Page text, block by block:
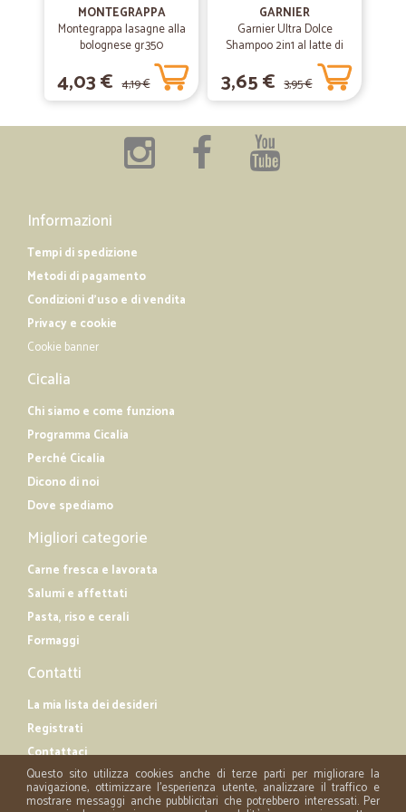
Molto rapidi e gentili
04/12/2018
—Fabio L.
Top.
Salve, continuerò a fare acquisti,Molto rapidi nelle consegne, perfetti
gli alimenti. ....Salve . alla prossima.
MONTEGRAPPA
Montegrappa lasagne alla
bolognese gr.350
4,03 € 4,19 €
GARNIER
Garnier Ultra Dolce
Shampoo 2in1 al latte di
Vaniglia e polpa di Papaya
per capelli lunghi, 300 ml.
3,65 € 3,95 €
Informazioni
Tempi di spedizione
Metodi di pagamento
Condizioni d'uso e di vendita
Privacy e cookie
Cookie banner
Cicalia
Chi siamo e come funziona
Programma Cicalia
Perché Cicalia
Dicono di noi
Dove spediamo
Migliori categorie
Carne fresca e lavorata
Salumi e affettati
Pasta, riso e cerali
Formaggi
Contatti
La mia lista dei desideri
Registrati
Contattaci
Questo sito utilizza cookies anche di terze parti per migliorare la
navigazione, ottimizzare l'esperienza utente, analizzare il traffico e
mostrare messaggi anche pubblicitari che potrebbero interessati. Per